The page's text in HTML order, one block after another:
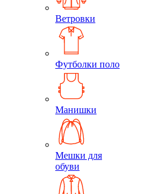
Ветровки
Футболки поло
Манишки
Мешки для
обуви